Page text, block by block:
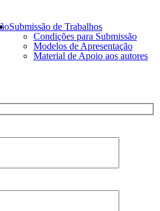
Submissão de Trabalhos
Condições para Submissão
Modelos de Apresentação
Material de Apoio aos autores